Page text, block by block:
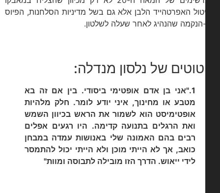
האפרטהייד הלבן אלא גם בשל מדיניות הסלחנות, הפיוס
הנקמה שהנהיג לאחר שעלה לשלטון.
של נלסון מנדלה:
1."אני בן אדם אופטימי ביסודי. בין אם זה בא
מטבע או מחינוך, איני יודע לומר. חלק מלהיות
אופטימיסט הוא לשמור את הראש בכיוון השמש
ואת הרגלים בתנועה קדימה. היו רגעים אפלים
רבים בהם האמונה שלי באנושות עמדה במבחן
כואב, אך לא הייתי מוכן ולא הייתי יכול להתמסר
לידי ייאוש. הדרך הזו מובילה לתבוסה ומוות"